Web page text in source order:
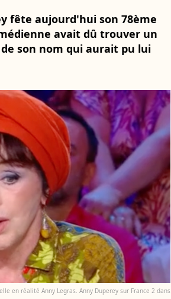
fête aujourd'hui son 78ème
avait dû trouver un
son nom qui aurait pu lui
en réalité Anny Legras. Anny Duperey sur France 2 dans